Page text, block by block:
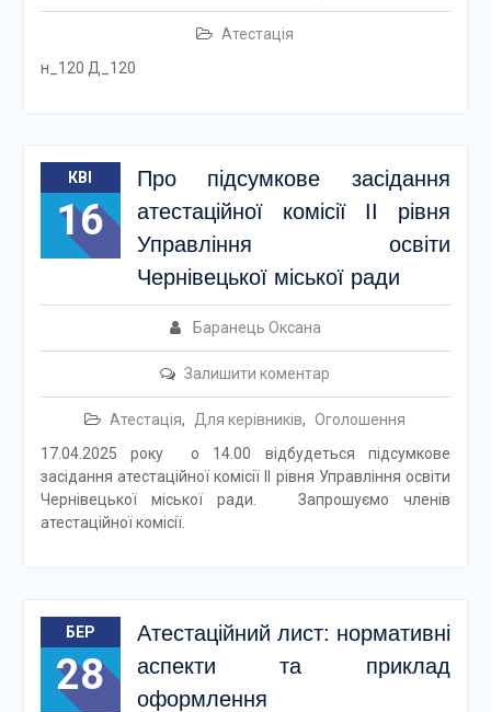
Атестація
н_120 Д_120
КВІ
16
Про підсумкове засідання
атестаційної комісії ІІ рівня
Управління освіти
Чернівецької міської ради
Баранець Оксана
Залишити коментар
Атестація, Для керівників, Оголошення
17.04.2025 року о 14.00 відбудеться підсумкове
засідання атестаційної комісії ІІ рівня Управління освіти
Чернівецької міської ради. Запрошуємо членів
атестаційної комісії.
БЕР
28
Атестаційний лист: нормативні
аспекти та приклад
оформлення